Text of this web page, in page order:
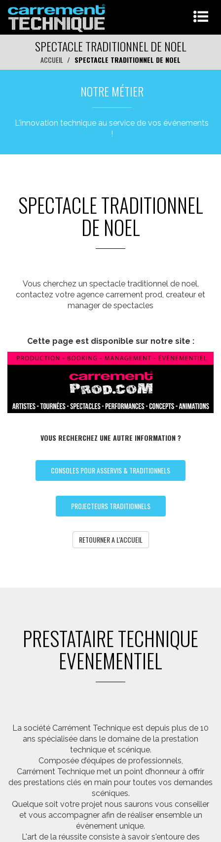
SPECTACLE TRADITIONNEL DE NOEL
ACCUEIL SPECTACLE TRADITIONNEL DE NOEL
NOTRE MÉTIER
L'innovation technique au service de vos événements
!
SPECTACLE TRADITIONNEL
DE NOEL
Vous cherchez un spectacle traditionnel de noel,
contactez votre agence carrement prod, createur et
manager de spectacles
Cette page est disponible sur notre site :
VOUS RECHERCHEZ UNE AUTRE INFORMATION ?
CONSOLES POUR ASSERVIS & TRADITIONNELS
PROJECTEURS TRADITIONNELS
RETOURNER A L'ACCUEIL
PRESTATAIRE TECHNIQUE
EVENEMENTIEL
La société Carrément Technique est depuis plus de 10
ans spécialisée dans le domaine de la prestation
technique et scénique.
Composée d’équipes de professionnels,
Carrément Technique met un point d’honneur à offrir
des prestations clés en main pour toutes vos demandes
scéniques.
Quelque soit votre projet nous saurons vous conseiller
et vous accompagner afin de réaliser ensemble un
évènement unique.
L'art de la réussite consiste à savoir s'entoure des